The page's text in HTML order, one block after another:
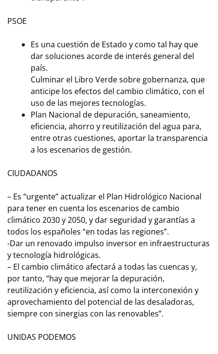
PSOE
Es una cuestión de Estado y como tal hay que
dar soluciones acorde de interés general del
país.
Culminar el Libro Verde sobre gobernanza, que
anticipe los efectos del cambio climático, con el
uso de las mejores tecnologías.
Plan Nacional de depuración, saneamiento,
eficiencia, ahorro y reutilización del agua para,
entre otras cuestiones, aportar la transparencia
a los escenarios de gestión.
CIUDADANOS
– Es “urgente” actualizar el Plan Hidrológico Nacional
para tener en cuenta los escenarios de cambio
climático 2030 y 2050, y dar seguridad y garantías a
todos los españoles “en todas las regiones”.
-Dar un renovado impulso inversor en infraestructuras
y tecnología hidrológicas.
– El cambio climático afectará a todas las cuencas y,
por tanto, “hay que mejorar la depuración,
reutilización y eficiencia, así como la interconexión y
aprovechamiento del potencial de las desaladoras,
siempre con sinergias con las renovables”.
UNIDAS PODEMOS